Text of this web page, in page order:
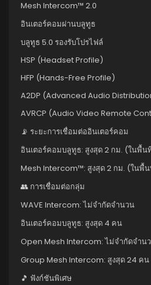
Mesh Intercom™ 2.0
อินเตอร์คอมผ่านบลูทูธ
บลูทูธ 5.0 รองรับโปรไฟล์
HSP (Headset Profile)
HFP (Hands-Free Profile)
A2DP (Advanced Audio
AVRCP (Audio Video Remote
📡 ระยะการเชื่อมต่ออินเตอร์คอม
อินเตอร์คอมบลูทูธ: สูงสุด 2 กม. (ในพื้น
Mesh Intercom™: สูงสุด 2 กม. (ในพื้
👥 การเชื่อมต่อกลุ่ม
WAVE Intercom: ไม่จำกัดจำนวน
อินเตอร์คอมบลูทูธ: สูงสุด 4 คน
Open Mesh Intercom: ไม่จำกัดจำน
Group Mesh Intercom: สูงสุด 24 คน
🎵 ฟังก์ชันพิเศษ